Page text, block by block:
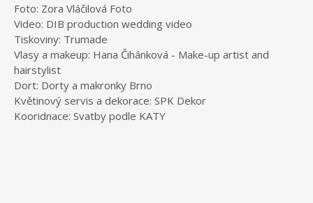
Foto: Zora Vláčilová Foto
Video: DIB production wedding video
Tiskoviny: Trumade
Vlasy a makeup: Hana Čihánková - Make-up artist and
hairstylist
Dort: Dorty a makronky Brno
Květinový servis a dekorace: SPK Dekor
Kooridnace: Svatby podle KATY